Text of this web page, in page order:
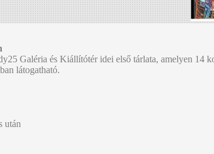
Galéria és Kiállítótér idei első tárlata, amelyen 14
látogatható.
után